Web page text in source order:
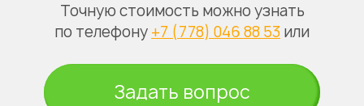
Точную стоимость можно узнать
по телефону +7 (778) 046 88 53 или
Задать вопрос